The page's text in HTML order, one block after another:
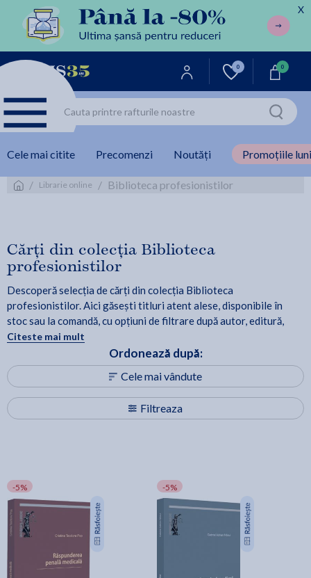
X
0 0
Cele mai citite Precomenzi Noutăți Promoțiile
/ Librarie online / Biblioteca profesionistilor
Cărți din colecția Biblioteca
profesionistilor
Descoperă selecția de cărți din colecția Biblioteca
profesionistilor. Aici găsești titluri atent alese, disponibile în
stoc sau la comandă, cu opțiuni de filtrare după autor, editură,
categorie și preț. Lista este actualizată periodic, astfel încât să
poți reveni oricând pentru noi apariții și recomandări.
Citeste mai mult
Filtreaza
Ordonează după:
Cele mai vândute
-5% -5%